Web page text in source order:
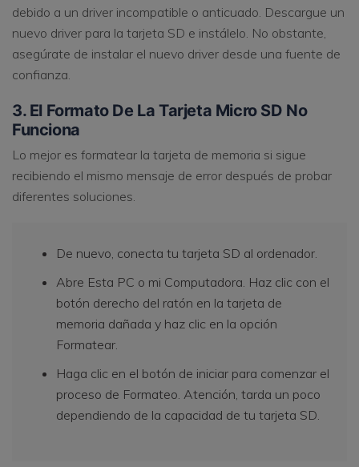
debido a un driver incompatible o anticuado. Descargue un
nuevo driver para la tarjeta SD e instálelo. No obstante,
asegúrate de instalar el nuevo driver desde una fuente de
confianza.
3. El Formato De La Tarjeta Micro SD No
Funciona
Lo mejor es formatear la tarjeta de memoria si sigue
recibiendo el mismo mensaje de error después de probar
diferentes soluciones.
De nuevo, conecta tu tarjeta SD al ordenador.
Abre Esta PC o mi Computadora. Haz clic con el
botón derecho del ratón en la tarjeta de
memoria dañada y haz clic en la opción
Formatear.
Haga clic en el botón de iniciar para comenzar el
proceso de Formateo. Atención, tarda un poco
dependiendo de la capacidad de tu tarjeta SD.